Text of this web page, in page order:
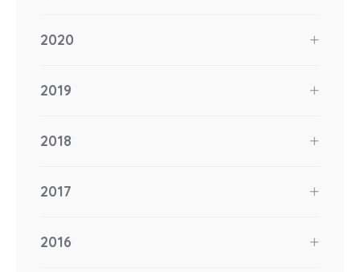
2020
2019
2018
2017
2016